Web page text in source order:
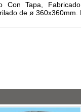
Con Tapa,
de ø